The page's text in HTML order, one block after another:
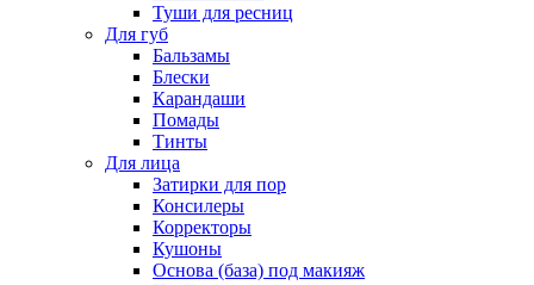
Туши для ресниц
Для губ
Бальзамы
Блески
Карандаши
Помады
Тинты
Для лица
Затирки для пор
Консилеры
Корректоры
Кушоны
Основа (база) под макияж